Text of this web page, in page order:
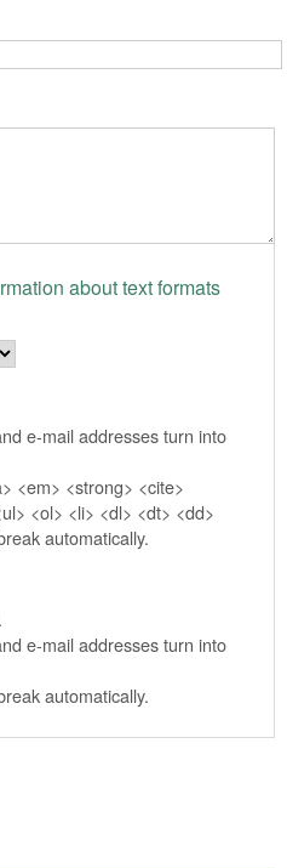
about text formats
e-mail addresses turn into
<em> <strong> <cite>
<ol> <li> <dl> <dt> <dd>
automatically.
e-mail addresses turn into
automatically.